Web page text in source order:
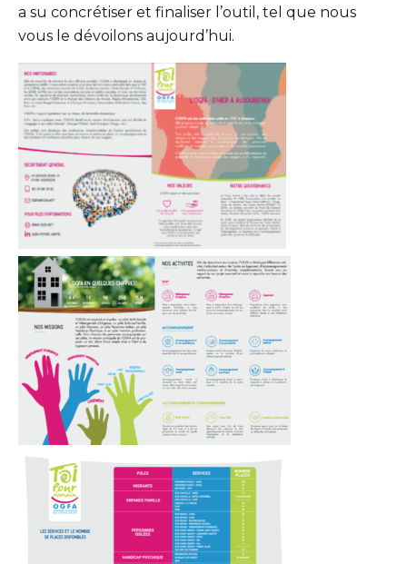
a su concrétiser et finaliser l’outil, tel que nous
vous le dévoilons aujourd’hui.